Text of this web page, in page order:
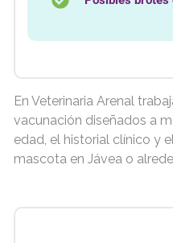
En Veterinaria Arenal
vacunación diseñados a
edad, el historial clínico y
mascota en Jávea o